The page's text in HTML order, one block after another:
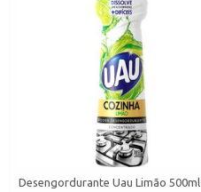
Desengordurante Uau Limão 500ml